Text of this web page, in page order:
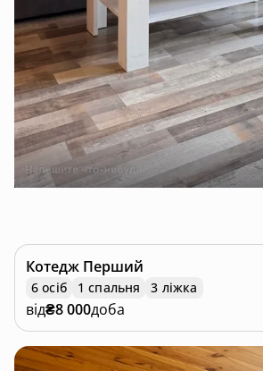
Котедж Перший
6 осіб 1 спальня 3 ліжка
від₴8 000доба